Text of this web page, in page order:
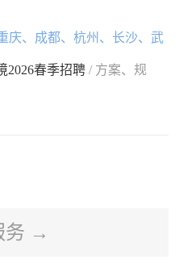
庆、成都、杭州、长沙、武
2026春季招聘/ 方案、规
务 →